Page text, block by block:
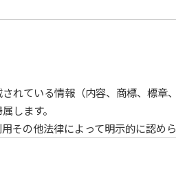
れている情報（内容、商標、標章
します。
その他法律によって明示的に認め